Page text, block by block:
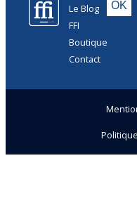
Le Blog
FFI
Boutique
Contact